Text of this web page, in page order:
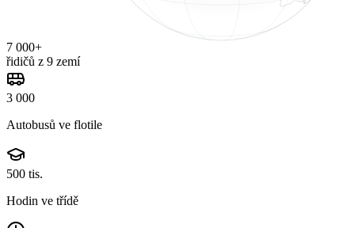
7 000+
řidičů z 9 zemí
3 000
Autobusů ve flotile
500 tis.
Hodin ve třídě